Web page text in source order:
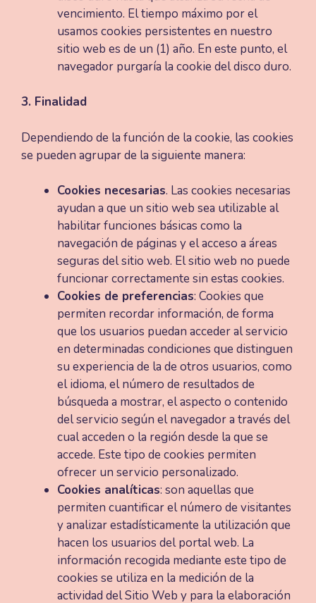
vencimiento. El tiempo máximo por el
usamos cookies persistentes en nuestro
sitio web es de un (1) año. En este punto, el
navegador purgaría la cookie del disco duro.
3. Finalidad
Dependiendo de la función de la cookie, las cookies
se pueden agrupar de la siguiente manera:
Cookies necesarias. Las cookies necesarias
ayudan a que un sitio web sea utilizable al
habilitar funciones básicas como la
navegación de páginas y el acceso a áreas
seguras del sitio web. El sitio web no puede
funcionar correctamente sin estas cookies.
Cookies de preferencias: Cookies que
permiten recordar información, de forma
que los usuarios puedan acceder al servicio
en determinadas condiciones que distinguen
su experiencia de la de otros usuarios, como
el idioma, el número de resultados de
búsqueda a mostrar, el aspecto o contenido
del servicio según el navegador a través del
cual acceden o la región desde la que se
accede. Este tipo de cookies permiten
ofrecer un servicio personalizado.
Cookies analíticas: son aquellas que
permiten cuantificar el número de visitantes
y analizar estadísticamente la utilización que
hacen los usuarios del portal web. La
información recogida mediante este tipo de
cookies se utiliza en la medición de la
actividad del Sitio Web y para la elaboración